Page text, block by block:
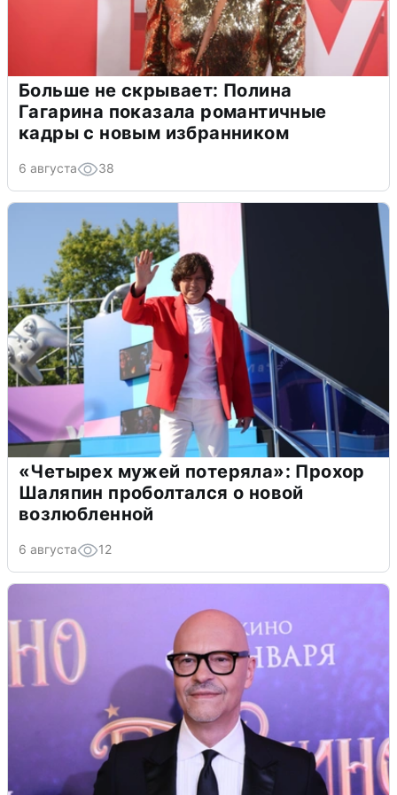
Больше не скрывает: Полина
Гагарина показала романтичные
кадры с новым избранником
6 августа 38
«Четырех мужей потеряла»: Прохор
Шаляпин проболтался о новой
возлюбленной
6 августа 12